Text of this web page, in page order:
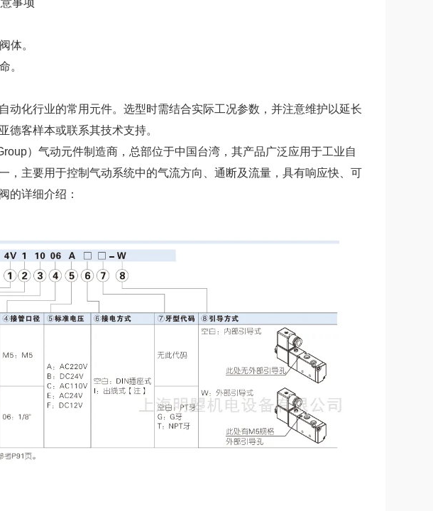
事项
体。
。
动化行业的常用元件。选型时需结合实际工况参数，并注意维护以延长
德客样本或联系其技术支持。
）气动元件制造商，总部位于中国台湾，其产品广泛应用于工业自
，主要用于控制气动系统中的气流方向、通断及流量，具有响应快、可
的详细介绍：